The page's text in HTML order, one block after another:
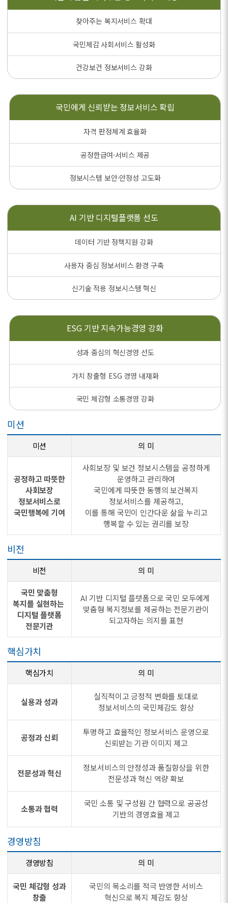
찾아주는 복지서비스 확대
국민체감 사회서비스 활성화
건강보건 정보서비스 강화
국민에게 신뢰받는 정보서비스 확립
자격 판정체계 효율화
공정한급여·서비스 제공
정보시스템 보안·안정성 고도화
AI 기반디지털플랫폼 선도
데이터 기반 정책지원 강화
사용자 중심 정보서비스 환경 구축
신기술 적용 정보시스템 혁신
ESG 기반지속가능경영 강화
성과 중심의 혁신경영 선도
가치 창출형 ESG 경영 내재화
국민 체감형 소통경영 강화
미션
미션 의 미
공정하고 따뜻한
사회보장
정보서비스로
국민행복에 기여
사회보장 및 보건 정보시스템을 공정하게
운영하고 관리하여
국민에게 따뜻한 동행의 보건복지
정보서비스를 제공하고,
이를 통해 국민이 인간다운 삶을 누리고
행복할 수 있는 권리를 보장
비전
비전 의 미
국민 맞춤형
복지를 실현하는
디지털 플랫폼
전문기관
AI 기반 디지털 플랫폼으로 국민 모두에게
맞춤형 복지정보를 제공하는 전문기관이
되고자하는 의지를 표현
핵심가치
핵심가치 의 미
실용과 성과
실직적이고 긍정적 변화를 토대로
정보서비스의 국민체감도 향상
공정과 신뢰
투명하고 효율적인 정보서비스 운영으로
신뢰받는 기관 이미지 제고
전문성과 혁신
정보서비스의 안정성과 품질향상을 위한
전문성과 혁신 역량 확보
소통과 협력
국민 소통 및 구성원 간 협력으로 공공성
기반의 경영효율 제고
경영방침
경영방침 의 미
국민 체감형 성과
창출
국민의 목소리를 적극 반영한 서비스
혁신으로 복지 체감도 향상